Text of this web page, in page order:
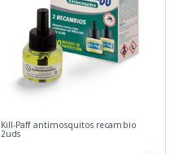
Kill-Paff antimosquitos recambio
2uds